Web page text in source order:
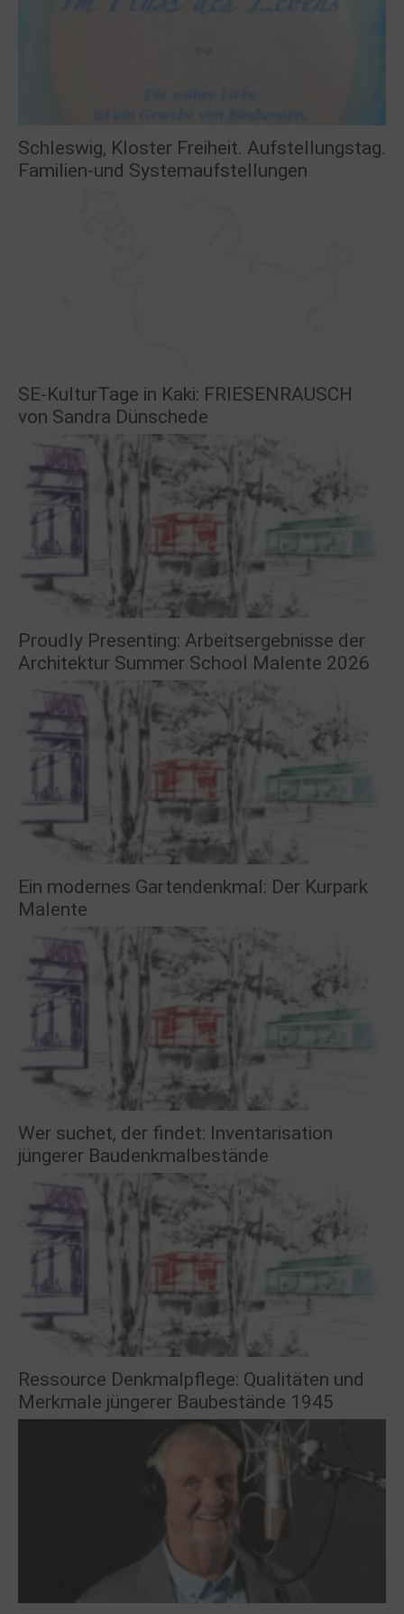
Schleswig, Kloster Freiheit. Aufstellungstag.
Familien-und Systemaufstellungen
SE-KulturTage in Kaki: FRIESENRAUSCH
von Sandra Dünschede
Proudly Presenting: Arbeitsergebnisse der
Architektur Summer School Malente 2026
Ein modernes Gartendenkmal: Der Kurpark
Malente
Wer suchet, der findet: Inventarisation
jüngerer Baudenkmalbestände
Ressource Denkmalpflege: Qualitäten und
Merkmale jüngerer Baubestände 1945